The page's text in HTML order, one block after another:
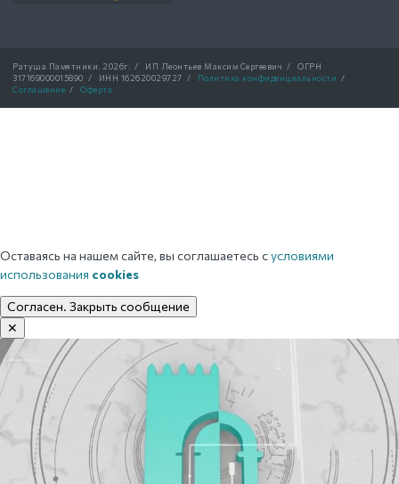
Ратуша Памятники. 2026г. / ИП Леонтьев Максим Сергеевич /
ОГРН
317169000015890
/ ИНН 162620029727 / Политика конфиденциальности
/
Соглашение / Оферта
Оставаясь на нашем сайте, вы соглашаетесь сусловиями
использования cookies
Согласен. Закрыть сообщение
✕